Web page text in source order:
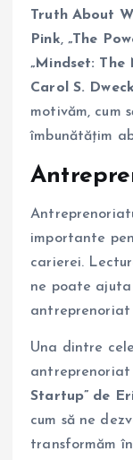
Truth About
Pink, „The
„Mindset: The
Carol S. Dweck
motivăm, cum
îmbunătățim
importante
carierei.
ne poate
antreprenoriat
Una dintre
Startup” de
cum să ne
transformăm